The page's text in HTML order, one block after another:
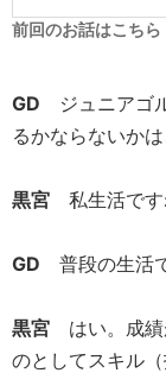
前回のお話はこちら
GD ジュニアゴ
るかならないか
黒宮 私生活です
GD 普段の生活
黒宮 はい。成
のとしてスキル